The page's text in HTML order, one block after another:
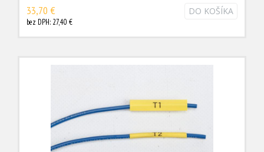
33,70 €
bez DPH: 27,40 €
DO KOŠÍKA